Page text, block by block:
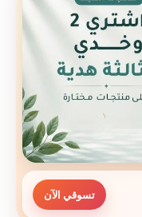
تسوقي الآن